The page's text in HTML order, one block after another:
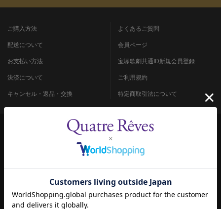
ご購入方法
配送について
お支払い方法
決済について
キャンセル・返品・交換
よくあるご質問
会員ページ
宝塚歌劇共通ID新規会員登録
ご利用規約
特定商取引法について